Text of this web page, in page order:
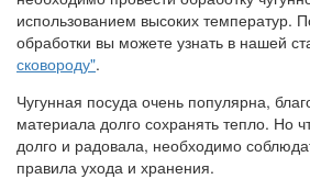
использованием высоких температур.
обработки вы можете узнать в нашей
сковороду".
Чугунная посуда очень популярна,
материала долго сохранять тепло. Но
долго и радовала, необходимо
правила ухода и хранения.